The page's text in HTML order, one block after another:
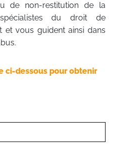
de non-restitution de la
du droit de
et vous guident ainsi dans
ci-dessous pour obtenir